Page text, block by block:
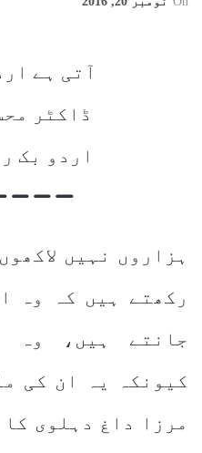
آتی ہے
ڈاکٹر
اردو بک
ہزاروں نہیں
رکھتے ہیں کہ وہ
جانتے ہیں، وہ
کیونکہ یہ ان کی
مرزا داغ دہلوی